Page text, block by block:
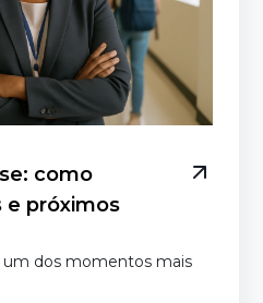
como
e próximos
um dos momentos mais